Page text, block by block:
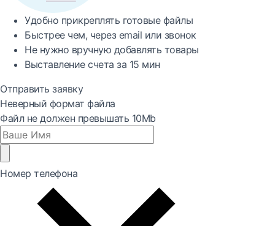
Удобно прикреплять готовые файлы
Быстреечем, через email или звонок
Не нужно вручную добавлять товары
Выставление счета за 15 мин
Отправить заявку
Неверный формат файла
Файл не должен превышать 10Mb
Номер телефона